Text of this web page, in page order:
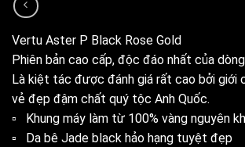
Vertu Aster P Black Rose Gold
Phiên bản cao cấp, độc đáo nhất của
Là kiệt tác được đánh giá rất cao bởi giới
vẻ đẹp đậm chất quý tộc Anh Quốc.
▫️ Khung máy làm từ 100% vàng nguyên
▫️ Da bê Jade black hảo hạng tuyệt đẹp